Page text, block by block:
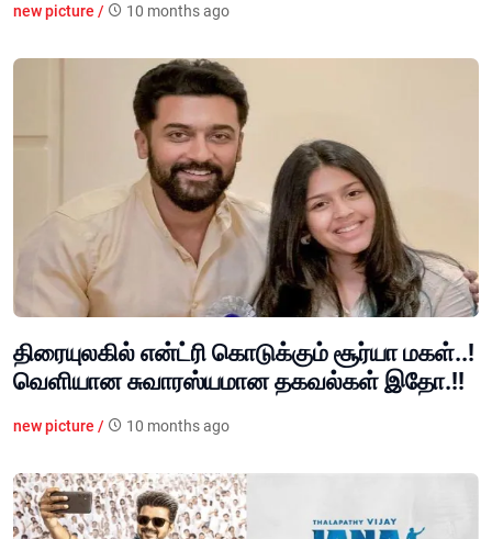
new picture / 10 months ago
திரையுலகில் என்ட்ரி கொடுக்கும் சூர்யா மகள்..!
வெளியான சுவாரஸ்யமான தகவல்கள் இதோ.!!
new picture / 10 months ago